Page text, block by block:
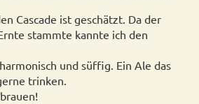
Cascade ist geschätzt. Da der
stammte kannte ich den
und süffig. Ein Ale das
trinken.